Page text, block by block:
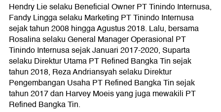
Hendry Lie selaku Beneficial Owner PT Tinindo Internusa,
Fandy Lingga selaku Marketing PT Tinindo Internusa
sejak tahun 2008 hingga Agustus 2018. Lalu, bersama
Rosalina selaku General Manager Operasional PT
Tinindo Internusa sejak Januari 2017-2020, Suparta
selaku Direktur Utama PT Refined Bangka Tin sejak
tahun 2018, Reza Andriansyah selaku Direktur
Pengembangan Usaha PT Refined Bangka Tin sejak
tahun 2017 dan Harvey Moeis yang juga mewakili PT
Refined Bangka Tin.